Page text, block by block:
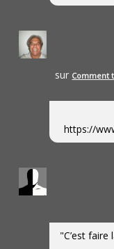
sur Comment
https://
"C’est